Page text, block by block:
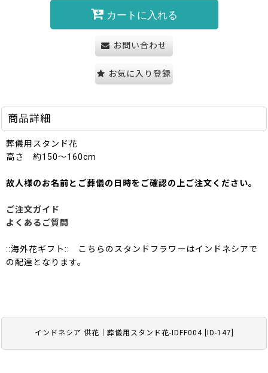
インドネシア 供花｜葬儀用スタンド花-IDFF004 ID-147
カートに入れる
お問い合わせ
お気に入り登録
商品詳細
葬儀用スタンド花
高さ 約150〜160cm
故人様のお名前とご葬儀の日時をご確認の上ご注文ください。
ご注文ガイド
よくあるご質問
::海外花ギフト:: こちらのスタンドフラワーはインドネシアで
の配達となります。